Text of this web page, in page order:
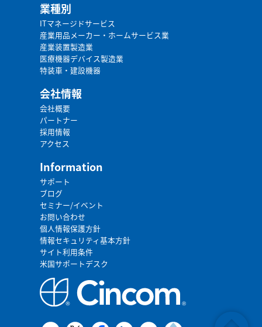
業種別
ITマネージドサービス
産業用品メーカー・ホームサービス業
産業装置製造業
医療機器デバイス製造業
特装車・建設機器
会社情報
会社概要
パートナー
採用情報
アクセス
Information
サポート
ブログ
セミナー/イベント
お問い合わせ
個人情報保護方針
情報セキュリティ基本方針
サイト利用条件
米国サポートデスク